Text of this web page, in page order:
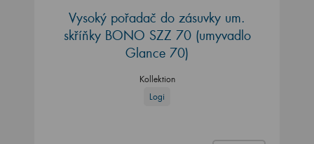
Vysoký pořadač do zásuvky um.
skříňky BONO SZZ 70 (umyvadlo
Glance 70)
Kollektion
Logi